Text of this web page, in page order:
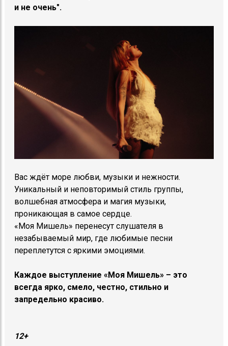
и не очень".
Вас ждёт море любви, музыки и нежности.
Уникальный и неповторимый стиль группы,
волшебная атмосфера и магия музыки,
проникающая в самое сердце.
«Моя Мишель» перенесут слушателя в
незабываемый мир, где любимые песни
переплетутся с яркими эмоциями.
Каждое выступление «Моя Мишель» – это
всегда ярко, смело, честно, стильно и
запредельно красиво.
12+